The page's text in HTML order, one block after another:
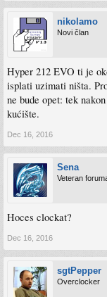
nikolamo
Novi član
Hyper 212 EVO ti je
isplati uzimati ništa.
ne bude opet: tek
kućište.
Dec 16, 2016
Sena
Veteran
Hoces clockat?
Dec 16, 2016
sgtPepper
Overclocker